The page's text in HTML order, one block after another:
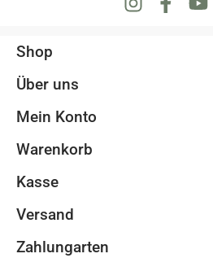
Shop
Über uns
Mein Konto
Warenkorb
Kasse
Versand
Zahlungarten